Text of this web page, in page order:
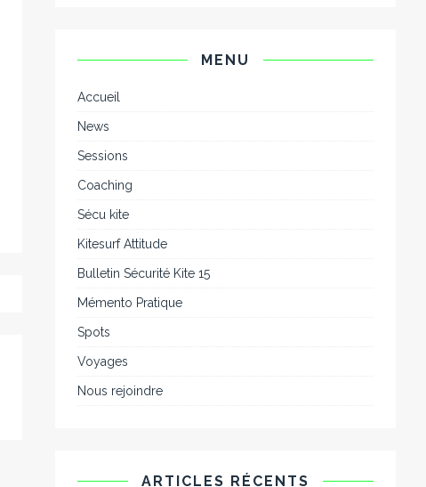
MENU
Accueil
News
Sessions
Coaching
Sécu kite
Kitesurf Attitude
Bulletin Sécurité Kite 15
Mémento Pratique
Spots
Voyages
Nous rejoindre
ARTICLES RÉCENTS